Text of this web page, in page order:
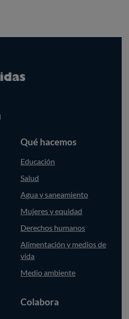
Qué hacemos
Educación
Salud
Agua y saneamiento
Mujeres y equidad
Derechos humanos
Alimentación y medios de
vida
Medio ambiente
Colabora